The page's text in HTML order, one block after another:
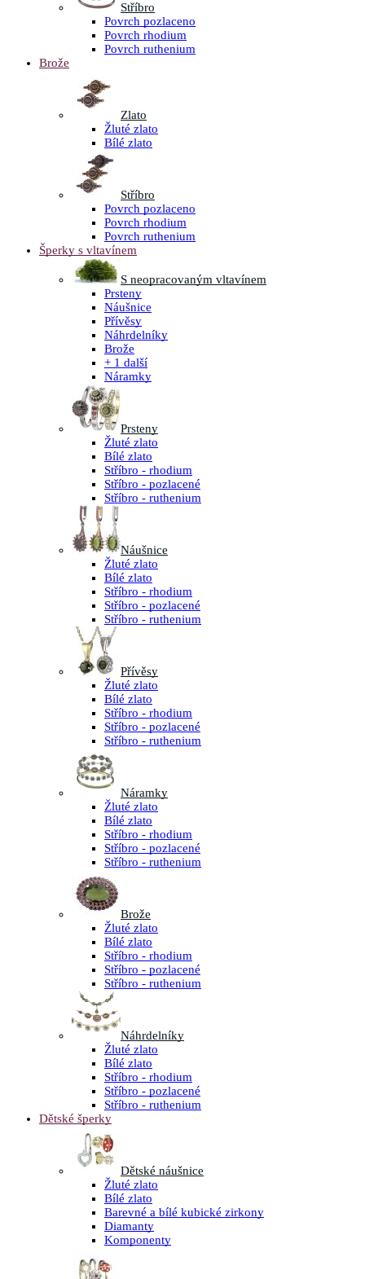
Stříbro
Povrch pozlaceno
Povrch rhodium
Povrch ruthenium
Brože
Zlato
Žluté zlato
Bílé zlato
Stříbro
Povrch pozlaceno
Povrch rhodium
Povrch ruthenium
Šperky s vltavínem
S neopracovaným vltavínem
Prsteny
Náušnice
Přívěsy
Náhrdelníky
Brože
+ 1 další
Náramky
Prsteny
Žluté zlato
Bílé zlato
Stříbro - rhodium
Stříbro - pozlacené
Stříbro - ruthenium
Náušnice
Žluté zlato
Bílé zlato
Stříbro - rhodium
Stříbro - pozlacené
Stříbro - ruthenium
Přívěsy
Žluté zlato
Bílé zlato
Stříbro - rhodium
Stříbro - pozlacené
Stříbro - ruthenium
Náramky
Žluté zlato
Bílé zlato
Stříbro - rhodium
Stříbro - pozlacené
Stříbro - ruthenium
Brože
Žluté zlato
Bílé zlato
Stříbro - rhodium
Stříbro - pozlacené
Stříbro - ruthenium
Náhrdelníky
Žluté zlato
Bílé zlato
Stříbro - rhodium
Stříbro - pozlacené
Stříbro - ruthenium
Dětské šperky
Dětské náušnice
Žluté zlato
Bílé zlato
Barevné a bílé kubické zirkony
Diamanty
Komponenty